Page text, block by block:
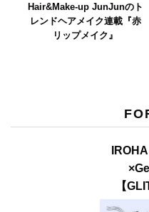
Hair&Make-up JunJunのト
レンドヘアメイク連載『赤
リップメイク』
【